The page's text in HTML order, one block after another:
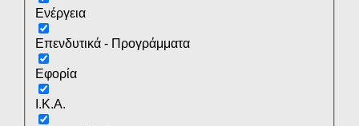
Ενέργεια
Επενδυτικά - Προγράμματα
Εφορία
Ι.Κ.Α.